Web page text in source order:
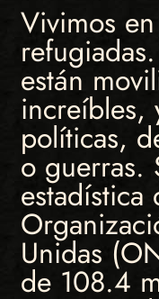
Vivimos
están
increíbles,
políticas,
o guerras.
estadística
Unidas
de 108.4